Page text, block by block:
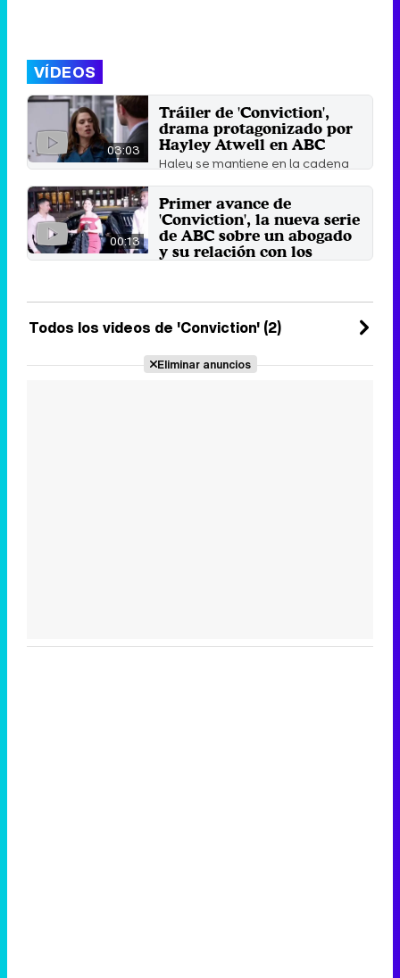
VÍDEOS
03:03
Tráiler de 'Conviction',
drama protagonizado por
Hayley Atwell en ABC
Haley se mantiene en la cadena
Carter' con este drama ...
18 de mayo 2016
00:13
Primer avance de
'Conviction', la nueva serie
de ABC sobre un abogado
y su relación con los
Eddie Chill, la nueva ficción de
13 de mayo 2016
Todos los videos de 'Conviction' (2)
Eliminar anuncios